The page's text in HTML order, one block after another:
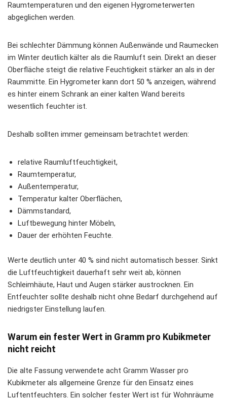
Raumtemperaturen und den eigenen Hygrometerwerten
abgeglichen werden.
Bei schlechter Dämmung können Außenwände und Raumecken
im Winter deutlich kälter als die Raumluft sein. Direkt an dieser
Oberfläche steigt die relative Feuchtigkeit stärker an als in der
Raummitte. Ein Hygrometer kann dort 50 % anzeigen, während
es hinter einem Schrank an einer kalten Wand bereits
wesentlich feuchter ist.
Deshalb sollten immer gemeinsam betrachtet werden:
relative Raumluftfeuchtigkeit,
Raumtemperatur,
Außentemperatur,
Temperatur kalter Oberflächen,
Dämmstandard,
Luftbewegung hinter Möbeln,
Dauer der erhöhten Feuchte.
Werte deutlich unter 40 % sind nicht automatisch besser. Sinkt
die Luftfeuchtigkeit dauerhaft sehr weit ab, können
Schleimhäute, Haut und Augen stärker austrocknen. Ein
Entfeuchter sollte deshalb nicht ohne Bedarf durchgehend auf
niedrigster Einstellung laufen.
Warum ein fester Wert in Gramm pro Kubikmeter
nicht reicht
Die alte Fassung verwendete acht Gramm Wasser pro
Kubikmeter als allgemeine Grenze für den Einsatz eines
Luftentfeuchters. Ein solcher fester Wert ist für Wohnräume